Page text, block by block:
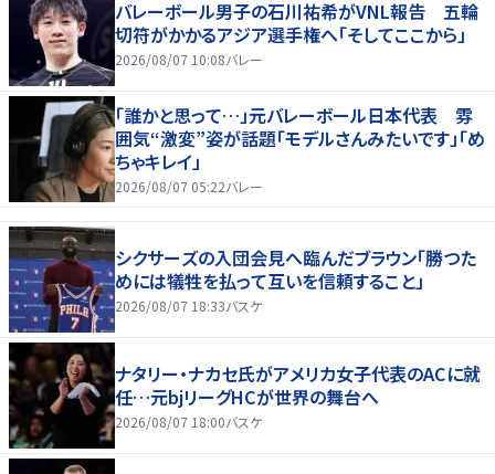
バレーボール男子の石川祐希がVNL報告 五輪
切符がかかるアジア選手権へ「そしてここから」
2026/08/07 10:08バレー
「誰かと思って…」元バレーボール日本代表 雰
囲気“激変”姿が話題「モデルさんみたいです」「め
ちゃキレイ」
2026/08/07 05:22バレー
シクサーズの入団会見へ臨んだブラウン「勝つた
めには犠牲を払って互いを信頼すること」
2026/08/07 18:33バスケ
ナタリー・ナカセ氏がアメリカ女子代表のACに就
任…元bjリーグHCが世界の舞台へ
2026/08/07 18:00バスケ